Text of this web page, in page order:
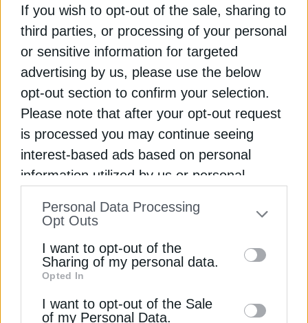
If you wish to opt-out of the sale, sharing to
third parties, or processing of your personal
or sensitive information for targeted
advertising by us, please use the below
opt-out section to confirm your selection.
Please note that after your opt-out request
is processed you may continue seeing
interest-based ads based on personal
information utilized by us or personal
to your opt-out. You may separately opt-out
information by third parties on the IAB’s list
of downstream participants. This
information may also be disclosed by us to
third parties on theIAB’s List of
Personal Data Processing
Opt Outs
I want to opt-out of the
Sharing of my personal data.
Opted In
I want to opt-out of the Sale
of my Personal Data.
Οι δαπάνες για το υδρογόνο
αγγίζουν το 1 τρισ.
Όλοι συμφωνούν πάντως στο γεγονός ότι η
ενεργειακή μετάβαση κοστίζει. Οι νέες τεχνολογίες
που έχουν έρθει στο προσκήνιο χρειάζονται
επενδύσεις και έργα ώστε να μπορέσουν να
καταστούν βιώσιμες. «Η Ευρώπη και οι ΗΠΑ θα
πρέπει να δαπανήσουν πάνω από 1
τρισεκατομμύριο δολάρια για την κατασκευή
υποδομών που θα επιτρέψουν την ευρεία χρήση
του καυσίμου υδρογόνου», δήλωσε στέλεχος της
Mitsubishi Heavy Industries.
Μια μαζική μετάβαση στο υδρογόνο θα χρειαστεί